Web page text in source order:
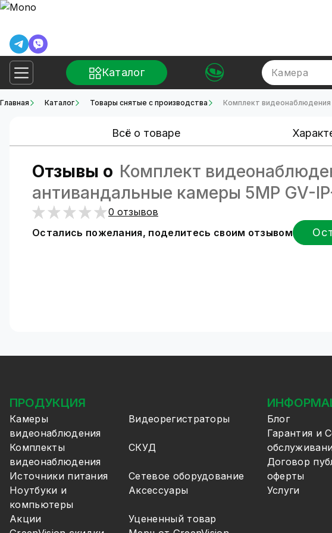
Каталог Камера
Главная Каталог Товары снятые с производства Комплект видеонаблюдения
Всё о товаре
Отзывы о Комплект
антивандальные камеры 5MP GV-
0 отзывов
Остались пожелания, поделитесь своим отзывом
ПРОДУКЦИЯ
Камеры
видеонаблюдения
Видеорегистраторы
Комплекты
видеонаблюдения
СКУД
Источники питания
Сетевое оборудование
Ноутбуки и
компьютеры
Аксессуары
Акции
Уцененный товар
Блог
Гарантия и
Договор
оферты
Услуги